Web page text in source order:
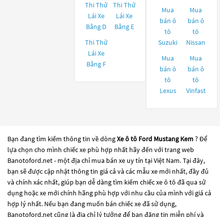
Thi Thử
Lái Xe
Bằng D
Thi Thử
Lái Xe
Bằng E
Thi Thử
Lái Xe
Bằng F
Mua
bán ô
tô
Suzuki
Mua
bán ô
tô
Nissan
Mua
bán ô
tô
Lexus
Mua
bán ô
tô
Vinfast
Bạn đang tìm kiếm thông tin về dòngXe ô tô Ford Mustang Kem? Để
lựa chọn cho mình chiếc xe phù hợp nhất hãy đến với trang web
Banotoford.net - một địa chỉ mua bán xe uy tín tại Việt Nam. Tại đây,
bạn sẽ được cập nhật thông tin giá cả và các mẫu xe mới nhất, đầy đủ
và chính xác nhất, giúp bạn dễ dàng tìm kiếm chiếc xe ô tô đã qua sử
dụng hoặc xe mới chính hãng phù hợp với nhu cầu của mình với giá cả
hợp lý nhất. Nếu bạn đang muốn bán chiếc xe đã sử dụng,
Banotoford.net cũng là địa chỉ lý tưởng để bạn đăng tin miễn phí và